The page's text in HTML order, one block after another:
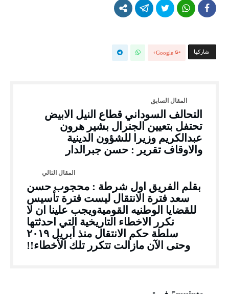
‫‫ شاركها‬ Google+
التحالف السوداني قطاع النيل الابيض
تحتفل بتعيين الجنرال بشير هرون
عبدالكريم وزيرا للشؤون الدينية
والاوقاف تقرير : حسن جبرالدار
بقلم الفريق اول شرطة : محجوب حسن
سعد فترة الانتقال ليست فترة تأسيس
للقضايا الوطنيه القوميةويجب علينا ان لا
نكرر الاخطاء التاريخية التي احدثتها
سلطة حكم الانتقال منذ أبريل ٢٠١٩
وحتى الآن مازالت تتكرر تلك الأخطاء!!